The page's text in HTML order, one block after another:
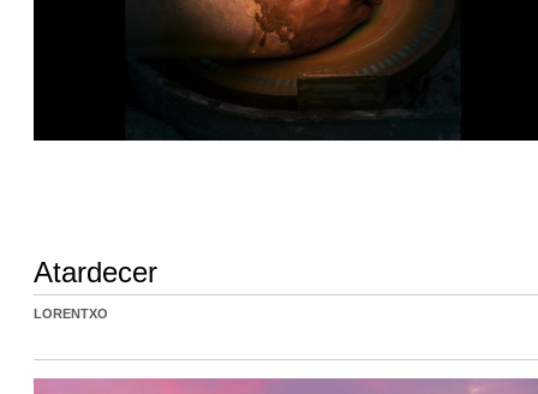
Atardecer
LORENTXO